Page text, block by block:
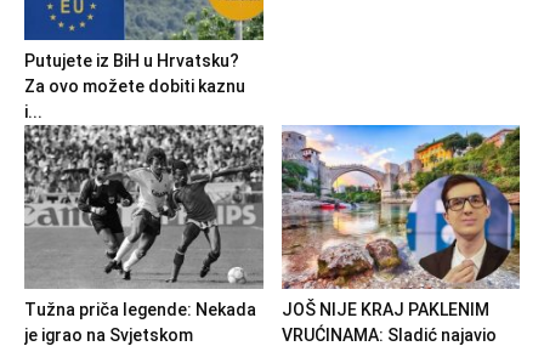
Putujete iz BiH u Hrvatsku?
Za ovo možete dobiti kaznu
i...
Tužna priča legende: Nekada
je igrao na Svjetskom
JOŠ NIJE KRAJ PAKLENIM
VRUĆINAMA: Sladić najavio